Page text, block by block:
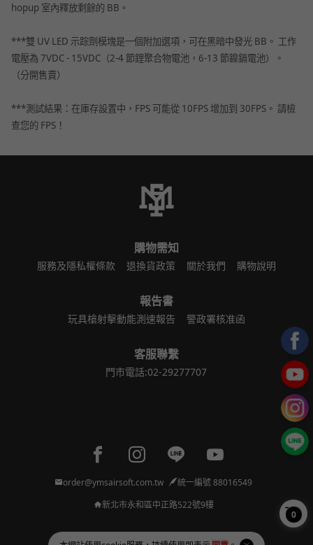
hopup 室內釋放剩餘的 BB。
***雙 UV LED 示踪劑模塊是一個附加選項，可在黑暗中發光 BB。 工作
電壓為 7VDC - 15VDC（2-4 節鋰聚合物電池，6-13 節鎳鎘電池）。
（分開售賣）
***測試結果：在庫存設置中，FPS 可能從 10FPS 增加到 30FPS。 請檢
查您的 FPS！
購物需知
服務及隱私權條款 退換貨政策 關於我們 購物說明
報告書
玩具槍射擊動能測速報告 警政署核准函
客服聯繫
門市電話:02-29277707
Facebook page
Instagram page
Line pageYoutube page
order@ymsairsoft.com.tw
統一編號 88016549
新北市永和區中正路522號9樓
0